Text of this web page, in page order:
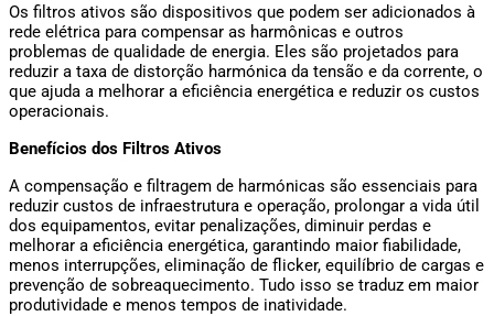
Os filtros ativos são dispositivos que podem ser adicionados à
rede elétrica para compensar as harmônicas e outros
problemas de qualidade de energia. Eles são projetados para
reduzir a taxa de distorção harmónica da tensão e da corrente, o
que ajuda a melhorar a eficiência energética e reduzir os custos
operacionais.
Benefícios dos Filtros Ativos
A compensação e filtragem de harmónicas são essenciais para
reduzir custos de infraestrutura e operação, prolongar a vida útil
dos equipamentos, evitar penalizações, diminuir perdas e
melhorar a eficiência energética, garantindo maior fiabilidade,
menos interrupções, eliminação de flicker, equilíbrio de cargas e
prevenção de sobreaquecimento. Tudo isso se traduz em maior
produtividade e menos tempos de inatividade.